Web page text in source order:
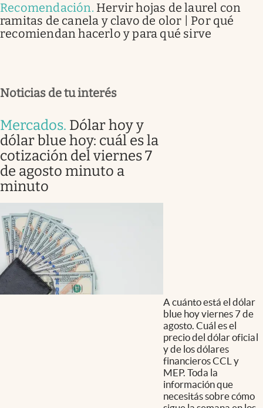
Recomendación. Hervir hojas de laurel con
ramitas de canela y clavo de olor | Por qué
recomiendan hacerlo y para qué sirve
Noticias de tu interés
Mercados. Dólar hoy y
dólar blue hoy: cuál es la
cotización del viernes 7
de agosto minuto a
minuto
A cuánto está el dólar
blue hoy viernes 7 de
agosto. Cuál es el
precio del dólar oficial
y de los dólares
financieros CCL y
MEP. Toda la
información que
necesitás sobre cómo